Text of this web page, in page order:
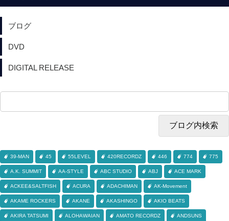
ブログ
DVD
DIGITAL RELEASE
39-MAN 45 55LEVEL 420RECORDZ 446 774 775
A.K. SUMMIT AA-STYLE ABC STUDIO ABJ ACE MARK
ACKEE&SALTFISH ACURA ADACHIMAN AK-Movement
AKAME ROCKERS AKANE AKASHINGO AKIO BEATS
AKIRA TATSUMI ALOHAWAIAN AMATO RECORDZ ANDSUNS